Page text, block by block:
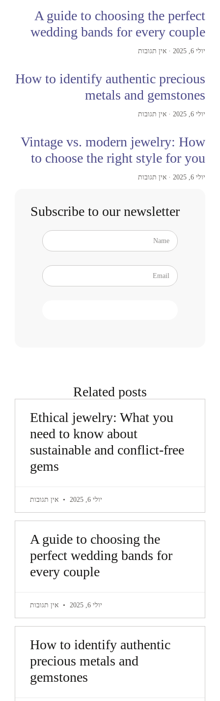
A guide to choosing the perfect
wedding bands for every couple
יולי 6, 2025 אין תגובות
How to identify authentic precious
metals and gemstones
יולי 6, 2025 אין תגובות
Vintage vs. modern jewelry: How
to choose the right style for you
יולי 6, 2025 אין תגובות
Subscribe to our newsletter
Related posts
Ethical jewelry: What you
need to know about
sustainable and conflict-free
gems
יולי 6, 2025 אין תגובות
A guide to choosing the
perfect wedding bands for
every couple
יולי 6, 2025 אין תגובות
How to identify authentic
precious metals and
gemstones